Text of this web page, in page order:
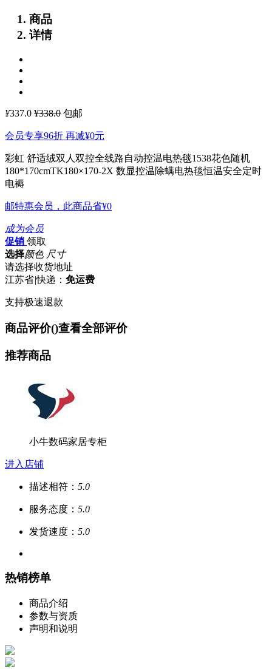
商品
详情
¥337.0 ¥338.0 包邮
会员专享96折 再减¥0元
彩虹 舒适绒双人双控全线路自动控温电热毯1538花色随机
180*170cmTK180×170-2X 数显控温除螨电热毯恒温安全定时
电褥
邮特惠会员，此商品省¥0
成为会员
促销 领取
选择颜色 尺寸
请选择收货地址
江苏省|快递： 免运费
支持极速退款
商品评价()查看全部评价
推荐商品
小牛数码家居专柜
进入店铺
描述相符： 5.0
服务态度： 5.0
发货速度： 5.0
热销榜单
商品介绍
参数与资质
声明和说明